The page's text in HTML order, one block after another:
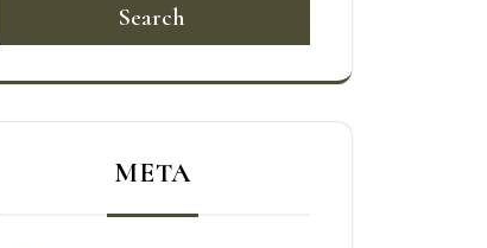
Search
META